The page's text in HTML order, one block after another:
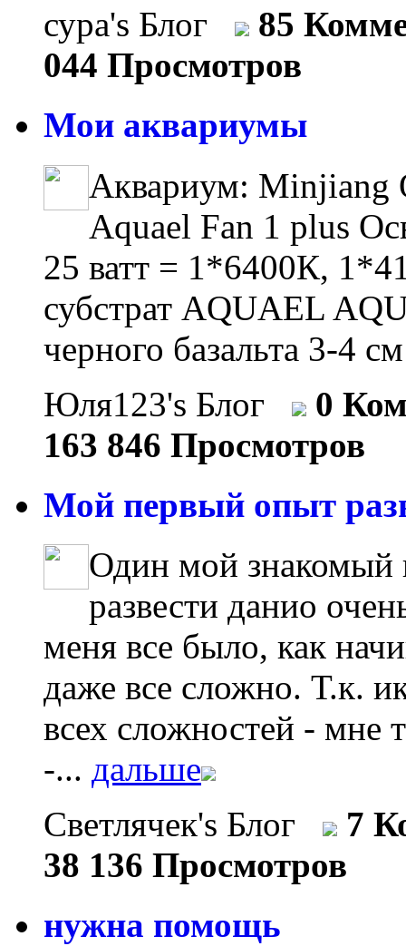
сура's Блог
85
044 Просмотров
Мои аквариумы
Аквариум: Minjiang
Aquael Fan 1 plus
25 ватт = 1*6400К,
субстрат AQUAEL
черного базальта 3-4
Юля123's Блог
0
163 846 Просмотров
Мой первый опыт
Один мой знакомый
развести данио
меня все было, как
даже все сложно. Т.к.
всех сложностей - мне
-... дальше
Светлячек's Блог
7
38 136 Просмотров
нужна помощь